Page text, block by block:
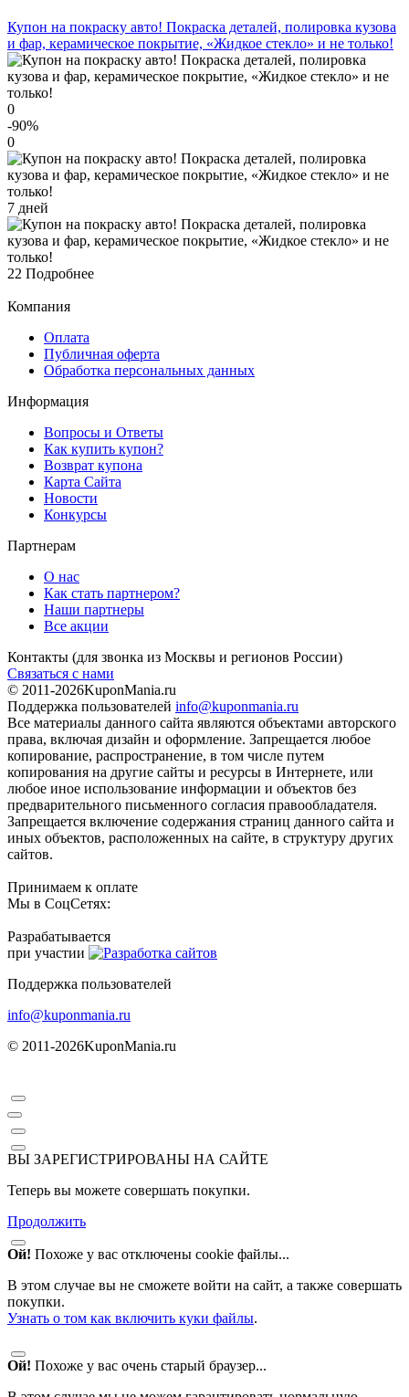
Купон на покраску авто! Покраска деталей, полировка кузова
и фар, керамическое покрытие, «Жидкое стекло» и не только!
0
-90%
0
7 дней
22 Подробнее
Компания
Оплата
Публичная оферта
Обработка персональных данных
Информация
Вопросы и Ответы
Как купить купон?
Возврат купона
Карта Сайта
Новости
Конкурсы
Партнерам
О нас
Как стать партнером?
Наши партнеры
Все акции
Контакты (для звонка из Москвы и регионов России)
Связаться с нами
© 2011-2026KuponMania.ru
Поддержка пользователей info@kuponmania.ru
Все материалы данного сайта являются объектами авторского
права, включая дизайн и оформление. Запрещается любое
копирование, распространение, в том числе путем
копирования на другие сайты и ресурсы в Интернете, или
любое иное использование информации и объектов без
предварительного письменного согласия правообладателя.
Запрещается включение содержания страниц данного сайта и
иных объектов, расположенных на сайте, в структуру других
сайтов.
Принимаем к оплате
Мы в СоцСетях:
Разрабатывается
при участии
Поддержка пользователей
info@kuponmania.ru
© 2011-2026KuponMania.ru
ВЫ ЗАРЕГИСТРИРОВАНЫ НА САЙТЕ
Теперь вы можете совершать покупки.
Продолжить
Ой! Похоже у вас отключены cookie файлы...
В этом случае вы не сможете войти на сайт, а также совершать
покупки.
Узнать о том как включить куки файлы.
Ой! Похоже у вас очень старый браузер...